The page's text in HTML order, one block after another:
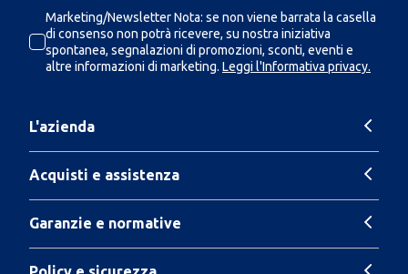
Marketing/Newsletter Nota: se non viene barrata la casella
di consenso non potrà ricevere, su nostra iniziativa
spontanea, segnalazioni di promozioni, sconti, eventi e
altre informazioni di marketing. Leggi l'Informativa privacy.
L'azienda
Acquisti e assistenza
Garanzie e normative